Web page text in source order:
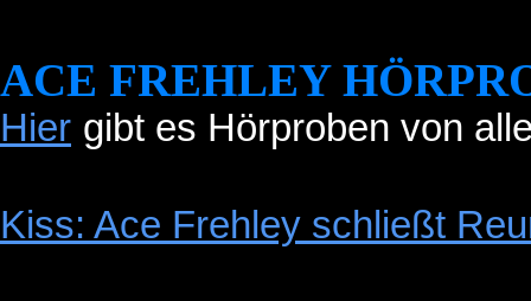
ACE FREHLEY
Hier gibt es Hörproben von
Kiss: Ace Frehley schließt